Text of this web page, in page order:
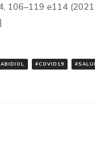
106–119 e114
#COVID19